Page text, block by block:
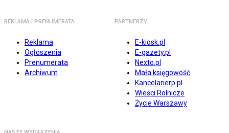
REKLAMA I PRENUMERATA
Reklama
Ogłoszenia
Prenumerata
Archiwum
PARTNERZY
E-kiosk.pl
E-gazety.pl
Nexto.pl
Mała księgowość
Kancelarierp.pl
Wieści Rolnicze
Życie Warszawy